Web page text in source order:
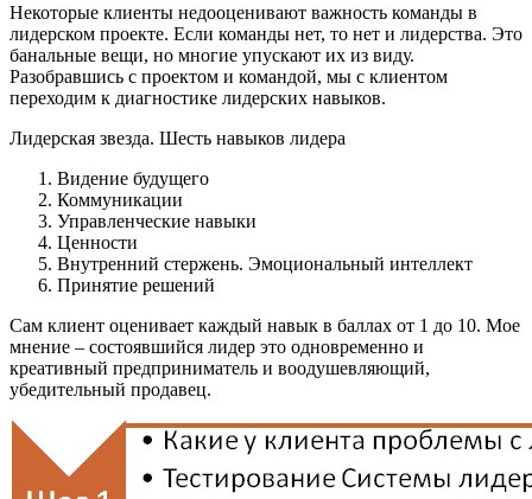
Некоторые клиенты недооценивают важность команды в
лидерском проекте. Если команды нет, то нет и лидерства. Это
банальные вещи, но многие упускают их из виду.
Разобравшись с проектом и командой, мы с клиентом
переходим к диагностике лидерских навыков.
Лидерская звезда. Шесть навыков лидера
Видение будущего
Коммуникации
Управленческие навыки
Ценности
Внутренний стержень. Эмоциональный интеллект
Принятие решений
Сам клиент оценивает каждый навык в баллах от 1 до 10. Мое
мнение – состоявшийся лидер это одновременно и
креативный предприниматель и воодушевляющий,
убедительный продавец.